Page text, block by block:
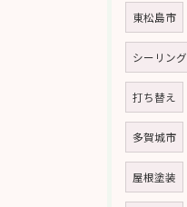
東松島市
シーリング
打ち替え
多賀城市
屋根塗装